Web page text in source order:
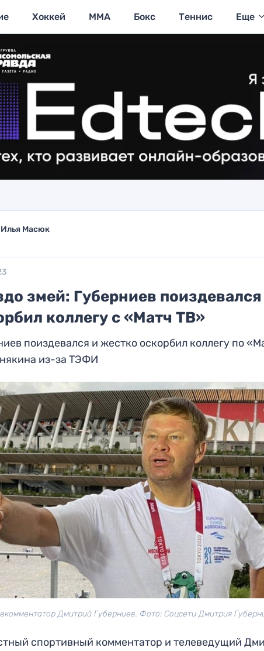
Хоккей MMA Бокс Теннис Еще
Илья Масюк
змей: Губерниев
коллегу с «Матч ТВ»
поиздевался и жестко оскорбил коллегу по
из-за ТЭФИ
Дмитрий Губерниев. Фото: Соцсети Дмитрия
спортивный комментатор и телеведущий